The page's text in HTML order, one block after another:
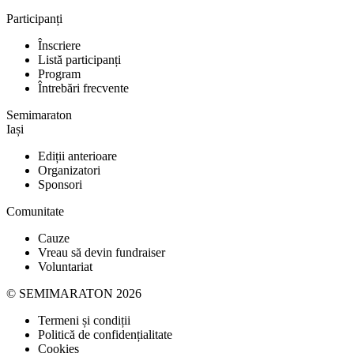
Participanți
Înscriere
Listă participanți
Program
Întrebări frecvente
Semimaraton
Iași
Ediții anterioare
Organizatori
Sponsori
Comunitate
Cauze
Vreau să devin fundraiser
Voluntariat
© SEMIMARATON 2026
Termeni și condiții
Politică de confidențialitate
Cookies